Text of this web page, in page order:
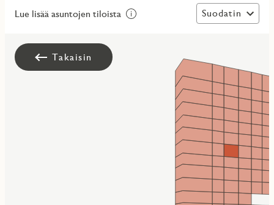
Lue lisää asuntojen tiloista Suodatin
Takaisin